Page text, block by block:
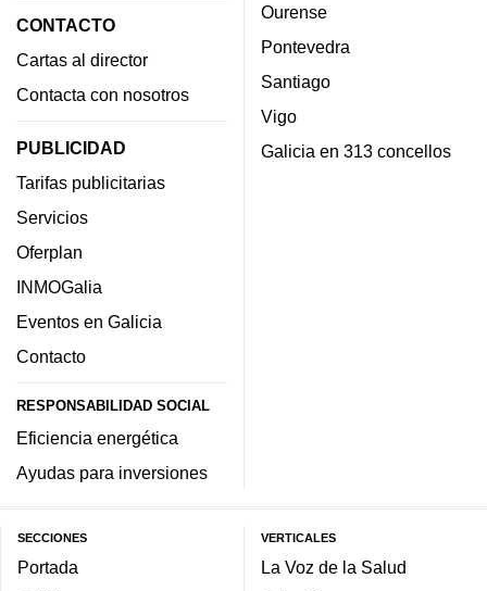
CONTACTO
Cartas al director
Contacta con nosotros
PUBLICIDAD
Tarifas publicitarias
Servicios
Oferplan
INMOGalia
Eventos en Galicia
Contacto
RESPONSABILIDAD SOCIAL
Eficiencia energética
Ayudas para inversiones
Ourense
Pontevedra
Santiago
Vigo
Galicia en 313 concellos
SECCIONES
Portada
VERTICALES
La Voz de la Salud